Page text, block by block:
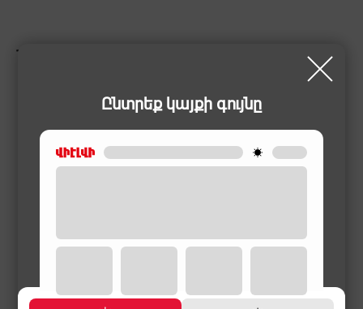
Ընտրեք կայքի գույնը
ՆՄԱՆԱՏԻՊ ԱՊՐԱՆՔՆԵՐ